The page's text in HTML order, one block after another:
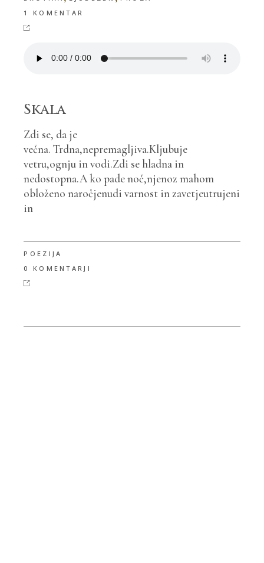
1 KOMENTAR
Skala
Zdi se, da je
večna. Trdna,nepremagljiva.Kljubuje
vetru,ognju in vodi.Zdi se hladna in
nedostopna.A ko pade noč,njenoz mahom
obloženo naročjenudi varnost in zavetjeutrujeni
in
POEZIJA
0 KOMENTARJI